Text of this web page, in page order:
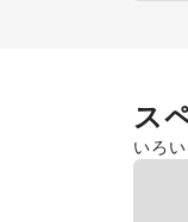
ス
いろ